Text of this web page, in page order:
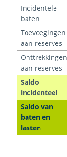
Incidentele
baten
Toevoegingen
aan reserves
Onttrekkingen
aan reserves
Saldo
incidenteel
Saldo van
baten en
lasten